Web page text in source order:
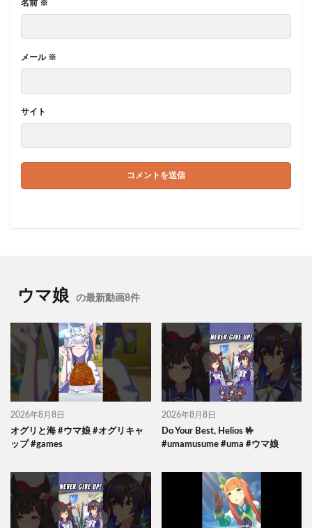
名前 ※
メール ※
サイト
ウマ娘 の最新動画8件
2026年8月8日
オグリと海 #ウマ娘 #オグリキャ
ップ #games
2026年8月8日
Do Your Best, Helios 🤟
#umamusume #uma #ウマ娘